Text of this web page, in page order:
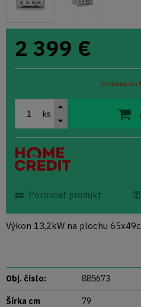
2 399 €
Dodanie do
ks
Porovnať produkt
Výkon 13,2kW na plochu
Obj. čislo: 885673
Šírka cm 79